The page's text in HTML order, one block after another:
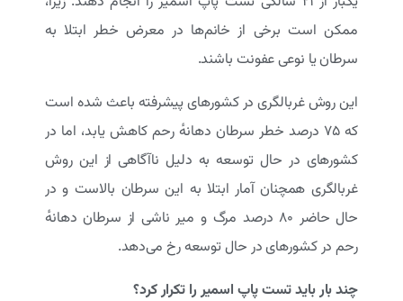
ممکن است برخی از خانم‌ها در معرض خطر ابتلا به
سرطان یا نوعی عفونت باشند.
این روش غربالگری در کشورهای پیشرفته باعث شده است
که ۷۵ درصد خطر سرطان دهانهٔ رحم کاهش یابد، اما در
کشورهای در حال توسعه به دلیل ناآگاهی از این روش
غربالگری همچنان آمار ابتلا به این سرطان بالاست و در
حال حاضر ۸۰ درصد مرگ و میر ناشی از سرطان دهانهٔ
رحم در کشورهای در حال توسعه رخ می‌دهد.
چند بار باید تست پاپ اسمیر را تکرار کرد؟